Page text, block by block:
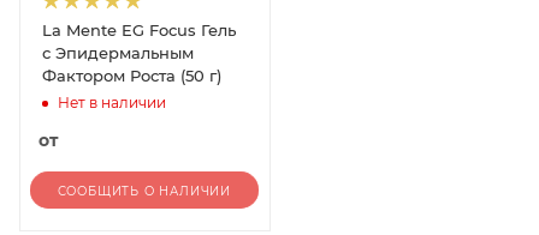
La Mente EG Focus Гель
с Эпидермальным
Фактором Роста (50 г)
Нет в наличии
от
СООБЩИТЬ О НАЛИЧИИ